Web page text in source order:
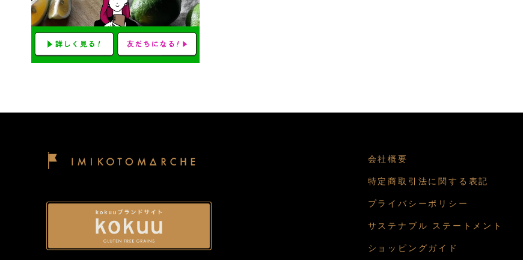
会社概要
特定商取引法に関する表記
プライバシーポリシー
サステナブル ステートメント
ショッピングガイド